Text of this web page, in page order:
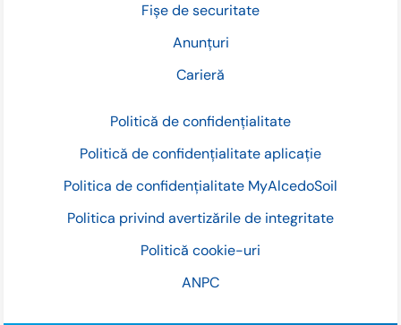
Fișe de securitate
Anunțuri
Carieră
Politică de confidențialitate
Politică de confidențialitate aplicație
Politica de confidențialitate MyAlcedoSoil
Politica privind avertizările de integritate
Politică cookie-uri
ANPC